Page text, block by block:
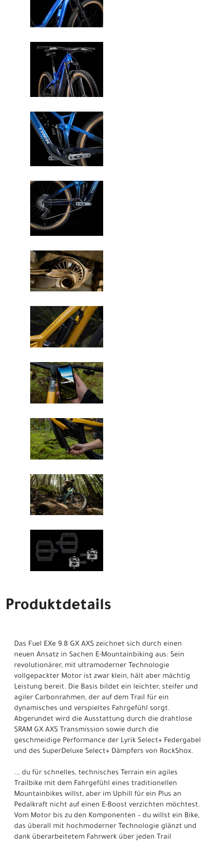
Produktdetails
Das Fuel EXe 9.8 GX AXS zeichnet sich durch einen
neuen Ansatz in Sachen E-Mountainbiking aus: Sein
revolutionärer, mit ultramoderner Technologie
vollgepackter Motor ist zwar klein, hält aber mächtig
Leistung bereit. Die Basis bildet ein leichter, steifer und
agiler Carbonrahmen, der auf dem Trail für ein
dynamisches und verspieltes Fahrgefühl sorgt.
Abgerundet wird die Ausstattung durch die drahtlose
SRAM GX AXS Transmission sowie durch die
geschmeidige Performance der Lyrik Select+ Federgabel
und des SuperDeluxe Select+ Dämpfers von RockShox.
... du für schnelles, technisches Terrain ein agiles
Trailbike mit dem Fahrgefühl eines traditionellen
Mountainbikes willst, aber im Uphill für ein Plus an
Pedalkraft nicht auf einen E-Boost verzichten möchtest.
Vom Motor bis zu den Komponenten – du willst ein Bike,
das überall mit hochmoderner Technologie glänzt und
dank überarbeitetem Fahrwerk über jeden Trail